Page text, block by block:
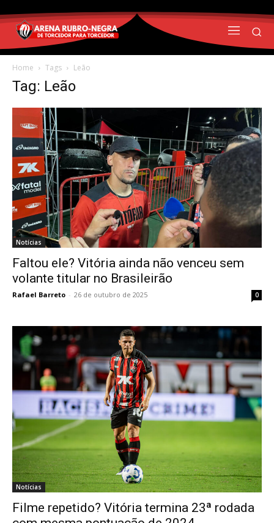
Home Tags Leão
Tag: Leão
Notícias
Faltou ele? Vitória ainda não venceu sem
volante titular no Brasileirão
Rafael Barreto - 26 de outubro de 2025 0
Notícias
Filme repetido? Vitória termina 23ª rodada